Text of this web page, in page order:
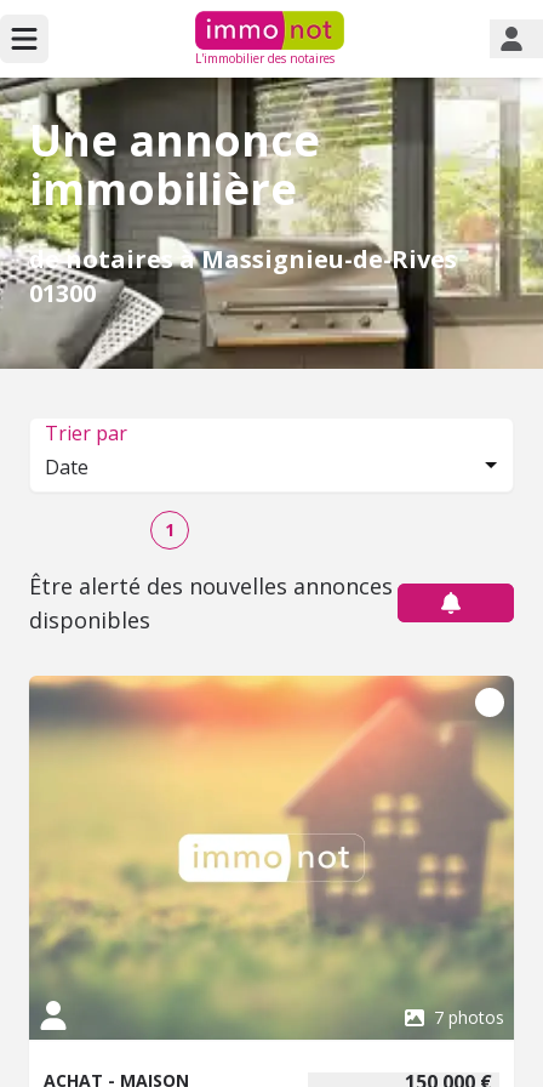
L'immobilier des notaires
Une annonce
immobilière
de notaires à Massignieu-de-Rives
01300
Trier par
Date
1
Être alerté des nouvelles annonces
disponibles
7 photos
ACHAT - MAISON